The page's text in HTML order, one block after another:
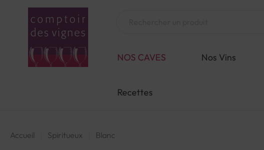
NOS CAVES Nos Vins
Recettes
Accueil Spiritueux Blanc